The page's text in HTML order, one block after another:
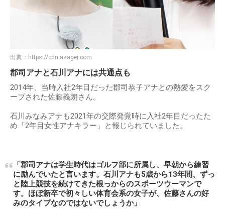
出典： https://cdn.asagei.com
郡司アナと石川アナには共通点も
2014年、当時入社2年目だった郡司恭子アナとの熱愛をスク
ープされた佐藤義朗さん。
石川みなみアナも2021年の交際発覚時に入社2年目だったた
め「2年目女性アナキラー」と報じられていました。
「郡司アナは学生時代はゴルフ部に所属し、早朝から練習
に励んでいたと言います。石川アナも5歳から13年間、ずっ
と陸上競技を続けてきた根っからのスポーツウーマンで
す。ほぼ新卒で初々しい体育会系の女子が、佐藤さんの好
みのタイプなのではないでしょうか」